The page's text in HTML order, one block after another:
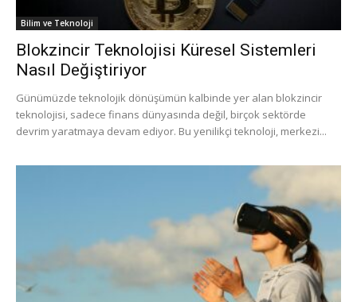
Bilim ve Teknoloji
Blokzincir Teknolojisi Küresel Sistemleri
Nasıl Değiştiriyor
Günümüzde teknolojik dönüşümün kalbinde yer alan blokzincir
teknolojisi, sadece finans dünyasında değil, birçok sektörde
devrim yaratmaya devam ediyor. Bu yenilikçi teknoloji, merkezi...